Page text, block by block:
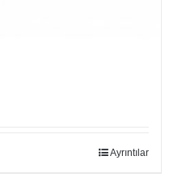
Ayrıntılar